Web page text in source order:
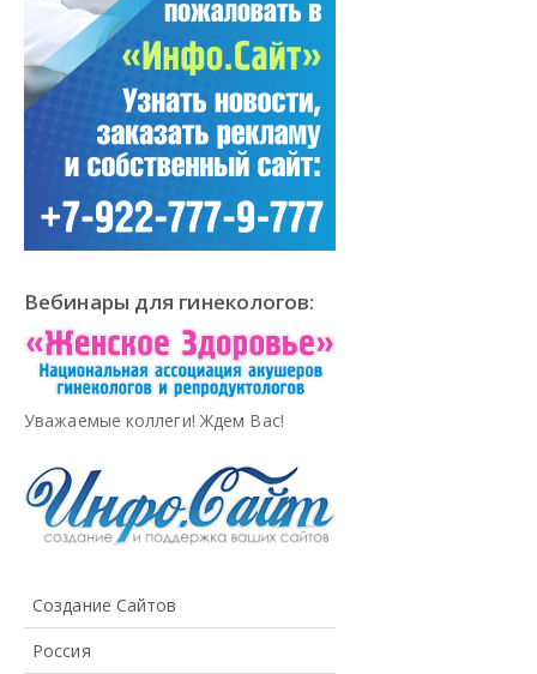
Вебинары для гинекологов:
Уважаемые коллеги! Ждем Вас!
Создание Сайтов
Россия